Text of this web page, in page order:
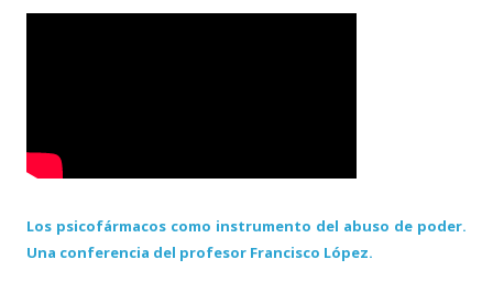
Los psicofármacos como instrumento del abuso de poder.
Una conferencia del profesor Francisco López.